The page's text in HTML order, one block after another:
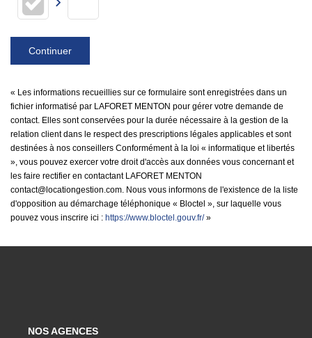
Continuer
« Les informations recueillies sur ce formulaire sont enregistrées dans un
fichier informatisé par LAFORET MENTON pour gérer votre demande de
contact. Elles sont conservées pour la durée nécessaire à la gestion de la
relation client dans le respect des prescriptions légales applicables et sont
destinées à nos conseillers Conformément à la loi « informatique et libertés
», vous pouvez exercer votre droit d'accès aux données vous concernant et
les faire rectifier en contactant LAFORET MENTON
contact@locationgestion.com. Nous vous informons de l'existence de la liste
d'opposition au démarchage téléphonique « Bloctel », sur laquelle vous
pouvez vous inscrire ici : https://www.bloctel.gouv.fr/»
NOS AGENCES